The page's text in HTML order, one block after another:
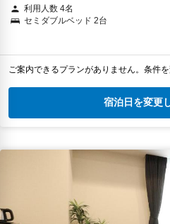
利用人数 4名
セミダブルベッド 2台
ご案内できるプランがありません。条件
宿泊日を変更